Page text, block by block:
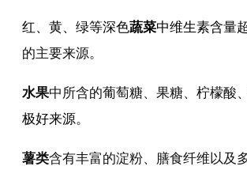
红、黄、绿等深色蔬菜中维生素含量
的主要来源。
水果中所含的葡萄糖、果糖、柠檬酸
极好来源。
薯类含有丰富的淀粉、膳食纤维以及